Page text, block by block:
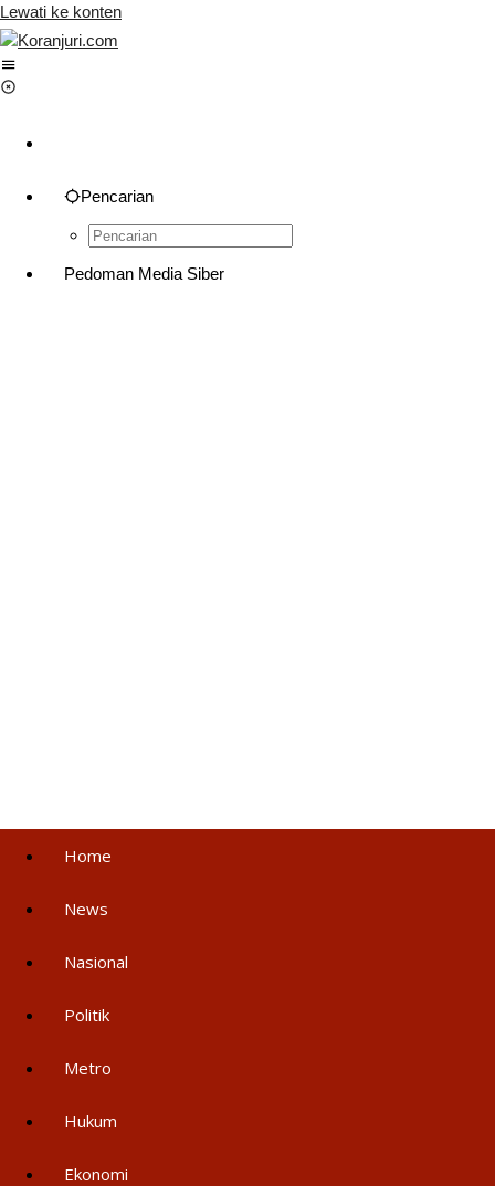
Lewati ke konten
Pencarian
Pedoman Media Siber
Home
News
Nasional
Politik
Metro
Hukum
Ekonomi